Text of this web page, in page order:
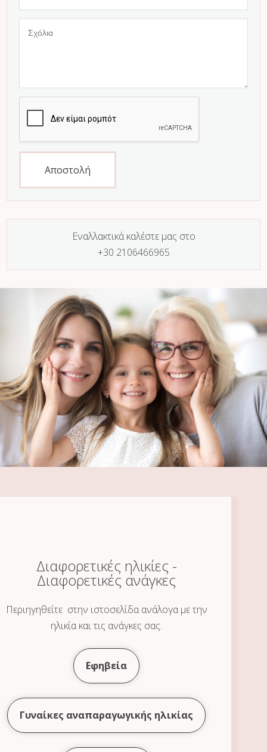
Αποστολή
Εναλλακτικά καλέστε μας στο
+30 2106466965
Διαφορετικές ηλικίες -
Διαφορετικές ανάγκες
Περιηγηθείτε στην ιστοσελίδα ανάλογα με την
ηλικία και τις ανάγκες σας.
Εφηβεία
Γυναίκες αναπαραγωγικής ηλικίας